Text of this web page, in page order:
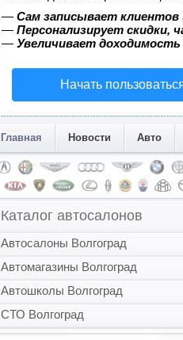
— Сам записывает
— Персонализирует скидки,
— Увеличивает
Начать
Главная Новости Авто
Каталог автосалонов
Автосалоны Волгоград
Автомагазины Волгоград
Автошколы Волгоград
СТО Волгоград